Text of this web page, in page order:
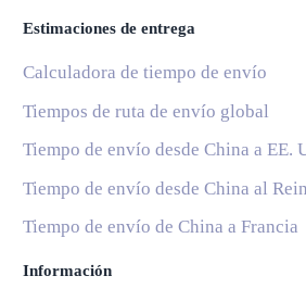
Estimaciones de entrega
Calculadora de tiempo de envío
Tiempos de ruta de envío global
Tiempo de envío desde China a EE.
Tiempo de envío desde China al
Tiempo de envío de China a Francia
Información